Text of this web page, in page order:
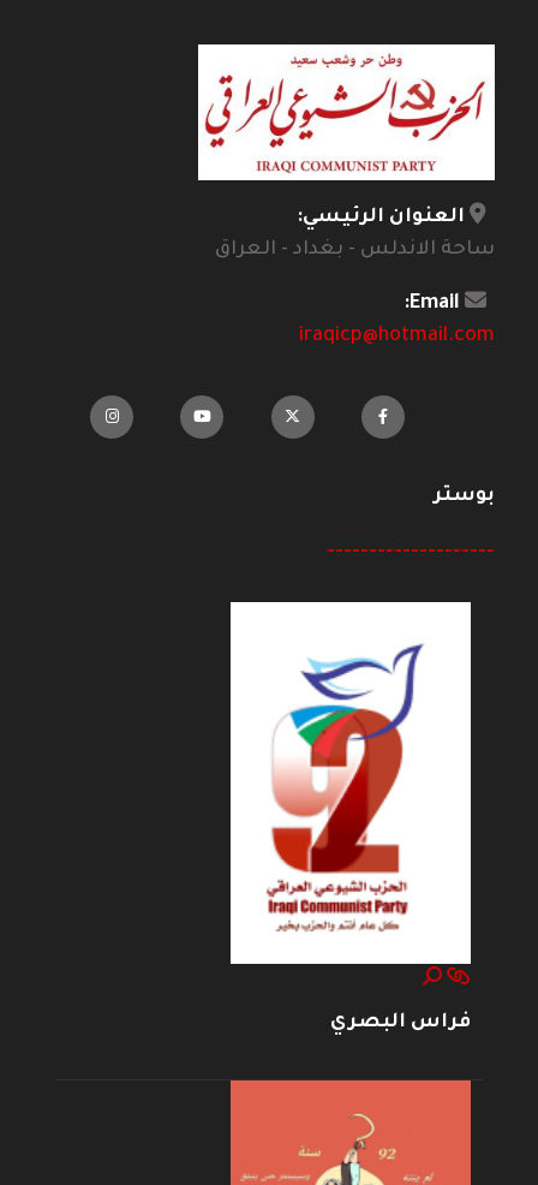
العنوان الرئيسي:
ساحة الاندلس - بغداد - العراق
Email:
iraqicp@hotmail.com
بوستر
--------------------
فراس البصري